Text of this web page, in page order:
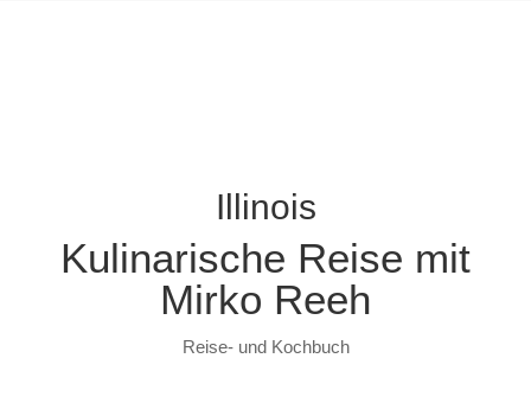
Illinois
Kulinarische Reise mit
Mirko Reeh
Reise- und Kochbuch